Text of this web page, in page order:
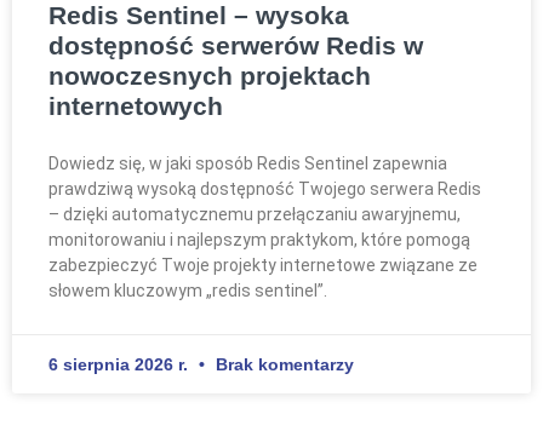
Redis Sentinel – wysoka
dostępność serwerów Redis w
nowoczesnych projektach
internetowych
Dowiedz się, w jaki sposób Redis Sentinel zapewnia
prawdziwą wysoką dostępność Twojego serwera Redis
– dzięki automatycznemu przełączaniu awaryjnemu,
monitorowaniu i najlepszym praktykom, które pomogą
zabezpieczyć Twoje projekty internetowe związane ze
słowem kluczowym „redis sentinel”.
6 sierpnia 2026 r. Brak komentarzy